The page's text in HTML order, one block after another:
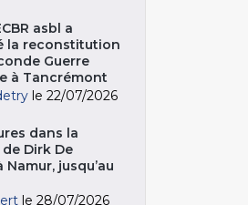
asbl a
la reconstitution
Guerre
à Tancrémont
le 22/07/2026
dans la
Dirk De
Namur, jusqu’au
le 28/07/2026